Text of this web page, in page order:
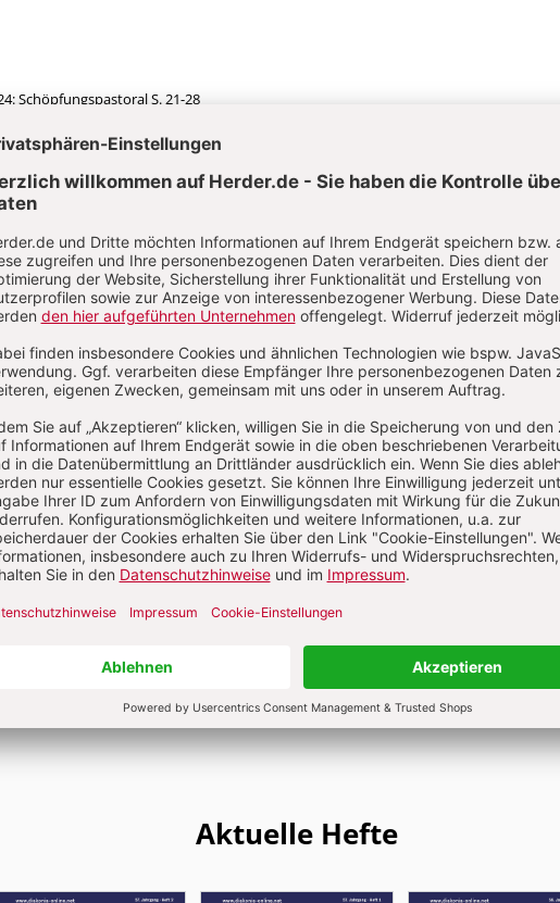
SchöpfungspastoralS. 21-28
der Schöpfungspastoral und ihrer
: Ausdruck religiöser Verortung und Impuls zu
Verantwortung
Schöpfungspastoral S. 12-20
Schöpfungsverantwortung:Nur eine
oder auch eine pastoraltheologische Frage?
Wildfeuer
SchöpfungspastoralS. 52-59
:Grundlagen und Perspektiven
Aktuelle Hefte